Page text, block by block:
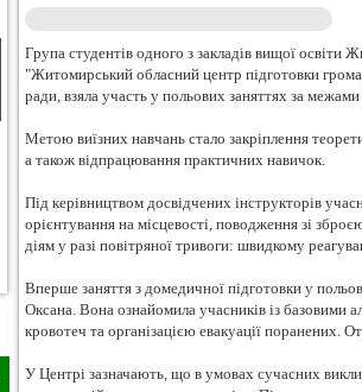
Група студентів одного з закладів вищої освіти
"Житомирський обласний центр підготовки
ради, взяла участь у польових заняттях за межами
Метою виїзних навчань стало закріплення
а також відпрацювання практичних навичок.
Під керівництвом досвідчених інструкторів
орієнтування на місцевості, поводження зі
діям у разі повітряної тривоги: швидкому
Вперше заняття з домедичної підготовки у
Оксана. Вона ознайомила учасників із
кровотеч та організацією евакуації поранених.
У Центрі зазначають, що в умовах сучасних